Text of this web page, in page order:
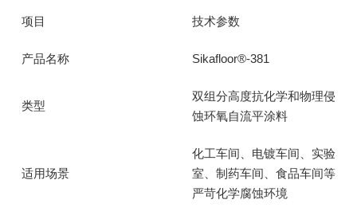
项目 技术参数
产品名称 Sikafloor®-381
类型
双组分高度抗化学和物理侵
蚀环氧自流平涂料
适用场景
化工车间、电镀车间、实验
室、制药车间、食品车间等
严苛化学腐蚀环境